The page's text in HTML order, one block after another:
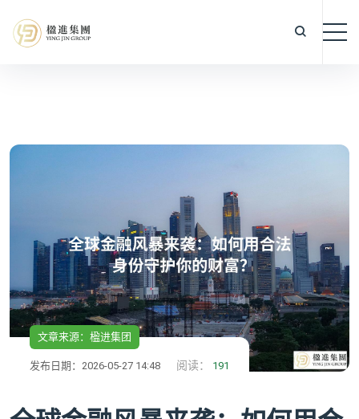
文章来源：楹进集团
发布日期：2026-05-27 14:48 阅读： 191